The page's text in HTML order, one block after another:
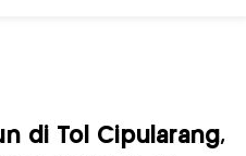
di Tol Cipularang,